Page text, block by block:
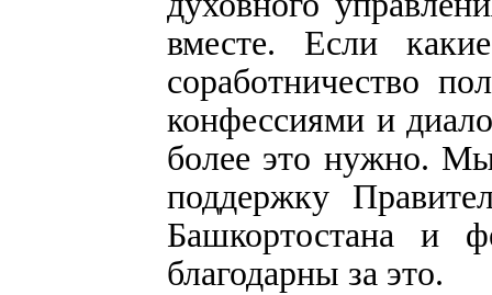
вместе. Если
соработничество
конфессиями и
более это нужно.
поддержку
Башкортостана и
благодарны за это.